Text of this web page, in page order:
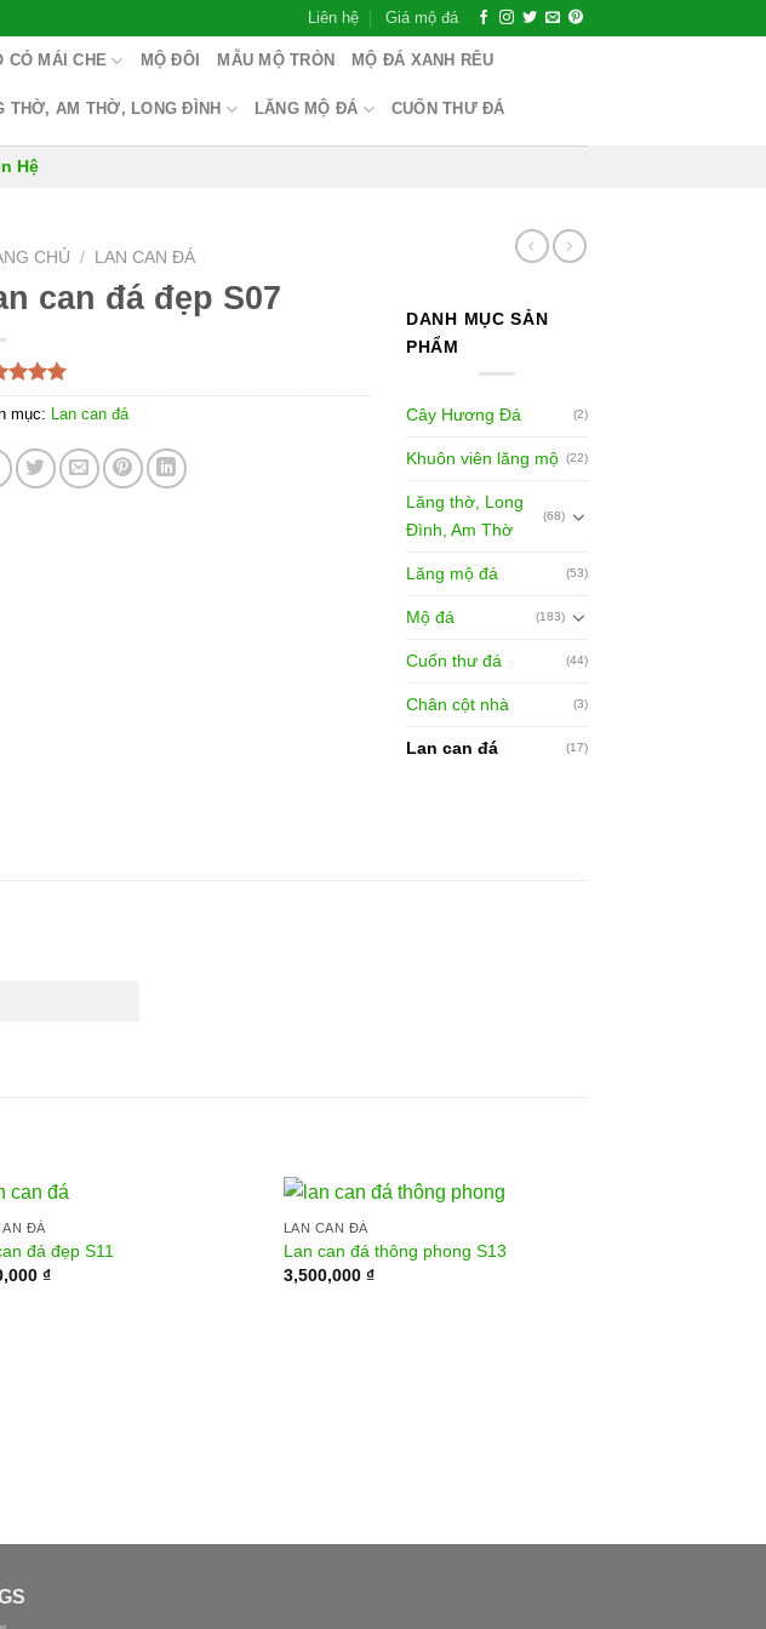
Liên hệ Giá mộ đá
CÓ MÁI CHE MỘ ĐÔI MẪU MỘ TRÒN MỘ ĐÁ XANH RÊU
THỜ, AM THỜ, LONG ĐÌNH LĂNG MỘ ĐÁ CUỐN THƯ ĐÁ
Hệ
CHỦ / LAN CAN ĐÁ
can đá đẹp S07
trên 5
trên
mục: Lan can đá
DANH MỤC SẢN
PHẨM
Cây Hương Đá (2)
Khuôn viên lăng mộ (22)
Lăng thờ, Long
Đình, Am Thờ
(68)
Lăng mộ đá (53)
Mộ đá (183)
Cuốn thư đá (44)
Chân cột nhà (3)
Lan can đá (17)
ĐÁ
đá đẹp S11
₫
LAN CAN ĐÁ
Lan can đá thông phong S13
3,500,000 ₫